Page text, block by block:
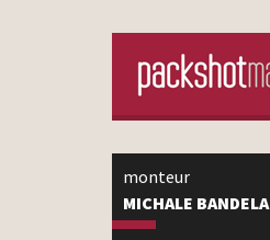
monteur
MICHALE BANDELA